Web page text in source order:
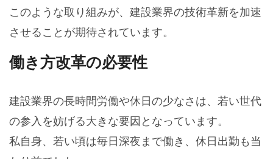
このような取り組みが、建設業界の技術革新を加速
させることが期待されています。
働き方改革の必要性
建設業界の長時間労働や休日の少なさは、若い世代
の参入を妨げる大きな要因となっています。
私自身、若い頃は毎日深夜まで働き、休日出勤も当